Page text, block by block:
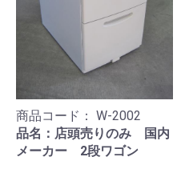
商品コード： W-2002
品名：店頭売りのみ 国内
メーカー 2段ワゴン